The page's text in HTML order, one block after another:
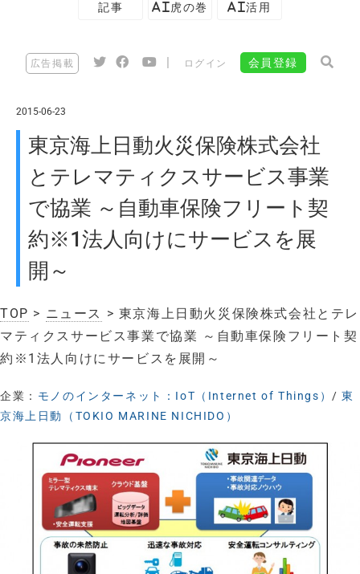
記事 AI虎の巻 AI活用
広告掲載 ログイン 会員登録
2015-06-23
東京海上日動火災保険株式会社
とテレマティクスサービス事業
で協業 ～自動車保険フリート契
約※1法人向けにサービスを展
開～
TOP > ニュース > 東京海上日動火災保険株式会社とテレ
マティクスサービス事業で協業 ～自動車保険フリート契
約※1法人向けにサービスを展開～
企業： モノのインターネット：IoT（Internet of Things）/東
京海上日動（TOKIO MARINE NICHIDO）